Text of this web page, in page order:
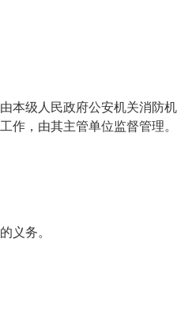
本级人民政府公安机关消防机
作，由其主管单位监督管理。
义务。